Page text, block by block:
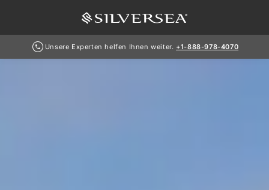
Unsere Experten helfen Ihnen weiter. +1-888-978-4070